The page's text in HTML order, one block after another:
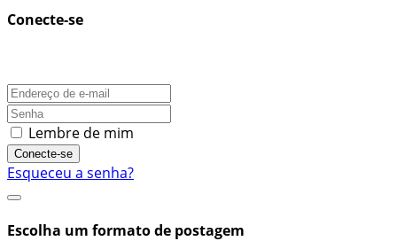
Conecte-se
Lembre de mim
Conecte-se
Esqueceu a senha?
Escolha um formato de postagem